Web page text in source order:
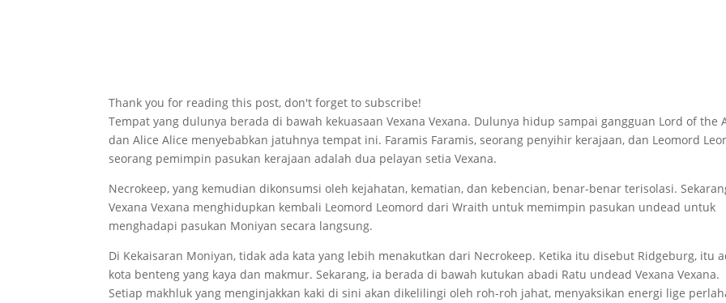
Thank you for reading this post, don't forget to subscribe!
Tempat yang dulunya berada di bawah kekuasaan Vexana Vexana. Dulunya hidup sampai gangguan Lord of the
dan Alice Alice menyebabkan jatuhnya tempat ini. Faramis Faramis, seorang penyihir kerajaan, dan Leomord
seorang pemimpin pasukan kerajaan adalah dua pelayan setia Vexana.
Necrokeep, yang kemudian dikonsumsi oleh kejahatan, kematian, dan kebencian, benar-benar terisolasi.
Vexana Vexana menghidupkan kembali Leomord Leomord dari Wraith untuk memimpin pasukan undead untuk
menghadapi pasukan Moniyan secara langsung.
Di Kekaisaran Moniyan, tidak ada kata yang lebih menakutkan dari Necrokeep. Ketika itu disebut Ridgeburg, itu
kota benteng yang kaya dan makmur. Sekarang, ia berada di bawah kutukan abadi Ratu undead Vexana Vexana.
Setiap makhluk yang menginjakkan kaki di sini akan dikelilingi oleh roh-roh jahat, menyaksikan energi lige